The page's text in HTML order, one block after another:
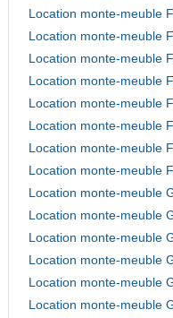
Location monte-meuble
Location monte-meuble
Location monte-meuble
Location monte-meuble
Location monte-meuble
Location monte-meuble
Location monte-meuble
Location monte-meuble
Location monte-meuble
Location monte-meuble
Location monte-meuble
Location monte-meuble
Location monte-meuble
Location monte-meuble